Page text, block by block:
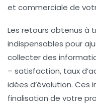
et commerciale de
Les retours obtenus à
indispensables pour
collecter des
– satisfaction, taux
idées d’évolution.
finalisation de votre